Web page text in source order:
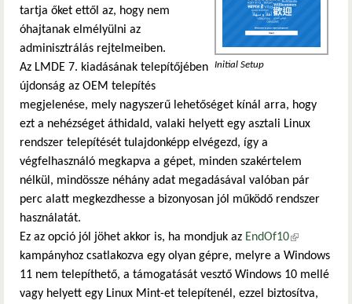
Initial Setup
tartja őket ettől az, hogy nem
óhajtanak elmélyülni az
adminisztrálás rejtelmeiben.
Az LMDE 7. kiadásának telepítőjében
újdonság az OEM telepítés
megjelenése, mely nagyszerű lehetőséget kínál arra, hogy
ezt a nehézséget áthidald, valaki helyett egy asztali Linux
rendszer telepítését tulajdonképp elvégezd, így a
végfelhasználó megkapva a gépet, minden szakértelem
nélkül, mindössze néhány adat megadásával valóban pár
perc alatt megkezdhesse a bizonyosan jól működő rendszer
használatát.
Ez az opció jól jöhet akkor is, ha mondjuk az EndOf10(külső
hivatkozás)
kampányhoz csatlakozva egy olyan gépre, melyre a Windows
11 nem telepíthető, a támogatását vesztő Windows 10 mellé
vagy helyett egy Linux Mint-et telepítenél, ezzel biztosítva,